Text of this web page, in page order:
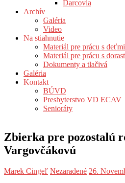
Darcovia
Archív
Galéria
Video
Na stiahnutie
Materiál pre prácu s deťmi
Materiál pre prácu s
Dokumenty a tlačivá
Galéria
Kontakt
BÚVD
Presbyterstvo VD ECAV
Senioráty
Zbierka pre pozostalú
Vargovčákovú
Marek Cingeľ Nezaradené 26.